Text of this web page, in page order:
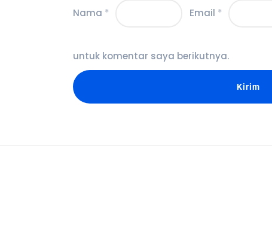
Nama * Email *
untuk komentar saya berikutnya.